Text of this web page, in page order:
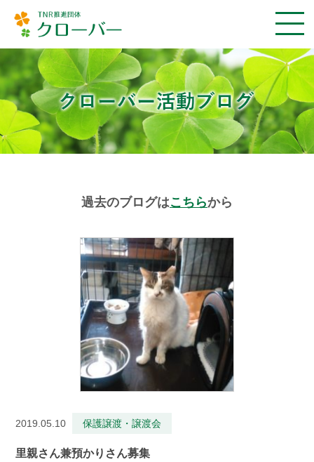
過去のブログはこちらから
2019.05.10 保護譲渡・譲渡会
里親さん兼預かりさん募集